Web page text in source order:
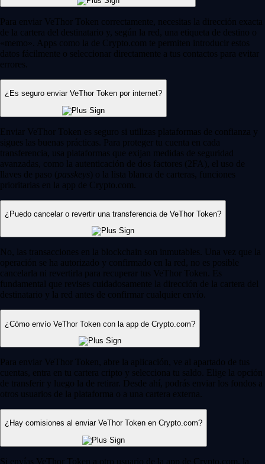
Para enviar VeThor Token correctamente, necesitas la dirección exacta
de la cartera del destinatario y, según la red, una etiqueta de destino o
«memo». Apps como la de Crypto.com te permiten introducir estos
datos fácilmente o seleccionar directamente a tus contactos para evitar
errores.
¿Es seguro enviar VeThor Token por internet?
Enviar VeThor Token es seguro si utilizas plataformas de confianza y
sigues las buenas prácticas. Para proteger tu cuenta en cada
transferencia, usa plataformas que exijan medidas de seguridad
avanzadas, como la autenticación de dos factores (2FA), el uso de
llaves de paso (passkeys ) o la lista blanca de carteras, funciones
prioritarias en la app de Crypto.com.
¿Puedo cancelar o revertir una transferencia de VeThor Token?
No, las transacciones en la blockchain son inmutables. Una vez que la
operación se ha autorizado y confirmado en la red, no es posible
cancelarla ni revertirla para recuperar tus VeThor Token. Es
fundamental que revises cuidadosamente la dirección de la cartera del
destinatario y la red antes de confirmar cualquier envío.
¿Cómo envío VeThor Token con la app de Crypto.com?
Para enviar VeThor Token, abre la aplicación, ve al apartado de tus
cuentas, entra en tu cartera cripto y selecciona tu saldo. Elige la opción
de transferir y luego la de retirar. Desde ahí, podrás enviar los fondos a
otros usuarios de la plataforma o a una cartera externa.
¿Hay comisiones al enviar VeThor Token en Crypto.com?
Si envías VeThor Token a otro usuario de la app de Crypto.com, la